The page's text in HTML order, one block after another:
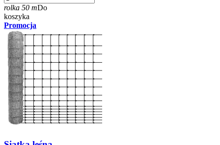
rolka 50 mDo
koszyka
Promocja